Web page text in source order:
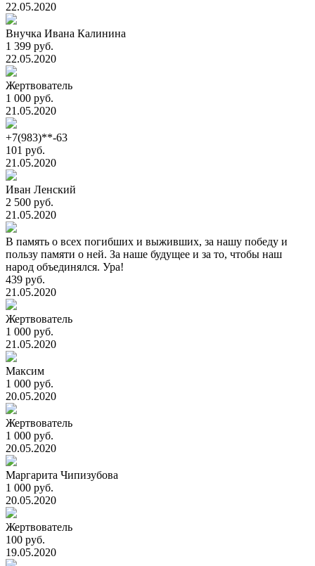
22.05.2020
Внучка Ивана Калинина
1 399 руб.
22.05.2020
Жертвователь
1 000 руб.
21.05.2020
+7(983)**-63
101 руб.
21.05.2020
Иван Ленский
2 500 руб.
21.05.2020
В память о всех погибших и выживших, за нашу победу и
пользу памяти о ней. За наше будущее и за то, чтобы наш
народ объединялся. Ура!
439 руб.
21.05.2020
Жертвователь
1 000 руб.
21.05.2020
Максим
1 000 руб.
20.05.2020
Жертвователь
1 000 руб.
20.05.2020
Маргарита Чипизубова
1 000 руб.
20.05.2020
Жертвователь
100 руб.
19.05.2020